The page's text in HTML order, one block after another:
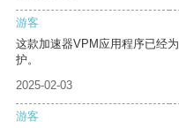
游客
这款加速器VPM应用程序已经
护。
2025-02-03
游客